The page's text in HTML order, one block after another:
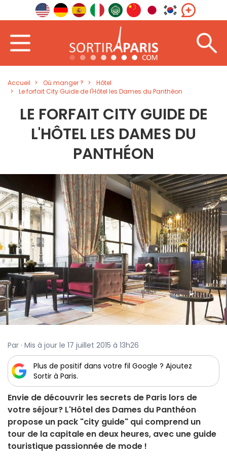
Accueil Où manger ?
Hôtel
Le forfait City Guide de l'Hôtel les Dames du Panthéon
LE FORFAIT CITY GUIDE DE
L'HÔTEL LES DAMES DU
PANTHÉON
Par · Mis à jour le 17 juillet 2015 à 13h26
Plus de positif dans votre fil Google ? Ajoutez
Sortir à Paris.
Envie de découvrir les secrets de Paris lors de
votre séjour? L'Hôtel des Dames du Panthéon
propose un pack "city guide" qui comprend un
tour de la capitale en deux heures, avec une guide
touristique passionnée de mode !